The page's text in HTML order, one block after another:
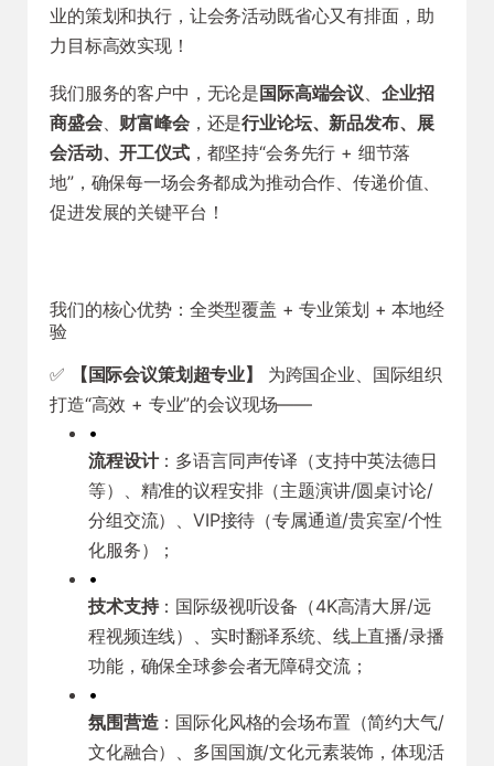
业的策划和执行，让会务活动既省心又有排面，助
力目标高效实现！
我们服务的客户中，无论是 国际高端会议、 企业招
商盛会、 财富峰会，还是行业论坛、新品发布、展
会活动、开工仪式，都坚持“会务先行 + 细节落
地”，确保每一场会务都成为推动合作、传递价值、
促进发展的关键平台！
我们的核心优势：全类型覆盖 + 专业策划 + 本地经
验
✅
【国际会议策划超专业】
为跨国企业、国际组织
打造“高效 + 专业”的会议现场——
•
流程设计：多语言同声传译（支持中英法德日
等）、精准的议程安排（主题演讲/圆桌讨论/
分组交流）、VIP接待（专属通道/贵宾室/个性
化服务）；
•
技术支持：国际级视听设备（4K高清大屏/远
程视频连线）、实时翻译系统、线上直播/录播
功能，确保全球参会者无障碍交流；
•
氛围营造：国际化风格的会场布置（简约大气/
文化融合）、多国国旗/文化元素装饰，体现活